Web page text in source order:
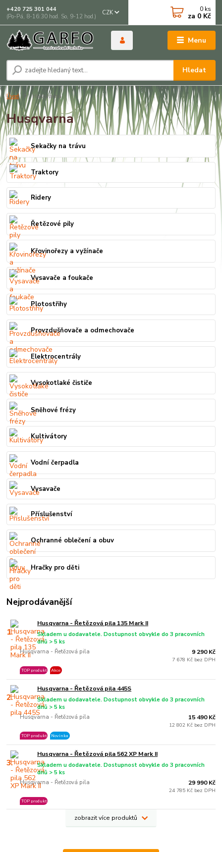
Menu
CZK
Hledat
+420 725 301 044
(Po-Pá, 8-16:30 hod. So, 9-12 hod.)
0 ks
za 0 Kč
Úvod Husqvarna
Husqvarna
Sekačky na trávu
Traktory
Ridery
Řetězové pily
Křovinořezy a vyžínače
Vysavače a foukače
Plotostřihy
Provzdušňovače a odmechovače
Elektrocentrály
Vysokotlaké čističe
Sněhové frézy
Kultivátory
Vodní čerpadla
Vysavače
Příslušenství
Ochranné oblečení a obuv
Hračky pro děti
Nejprodávanější
1.
Husqvarna - Řetězová pila 135 Mark II
Husqvarna - Řetězová pila
Skladem u dodavatele. Dostupnost obvykle do 3 pracovních
dnů > 5 ks
TOP produkt Akce
9 290 Kč
7 678 Kč bez DPH
2.
Husqvarna - Řetězová pila 445S
Husqvarna - Řetězová pila
Skladem u dodavatele. Dostupnost obvykle do 3 pracovních
dnů > 5 ks
TOP produkt Novinka
15 490 Kč
12 802 Kč bez DPH
3.
Husqvarna - Řetězová pila 562 XP Mark II
Husqvarna - Řetězová pila
Skladem u dodavatele. Dostupnost obvykle do 3 pracovních
dnů > 5 ks
TOP produkt
29 990 Kč
24 785 Kč bez DPH
zobrazit více produktů